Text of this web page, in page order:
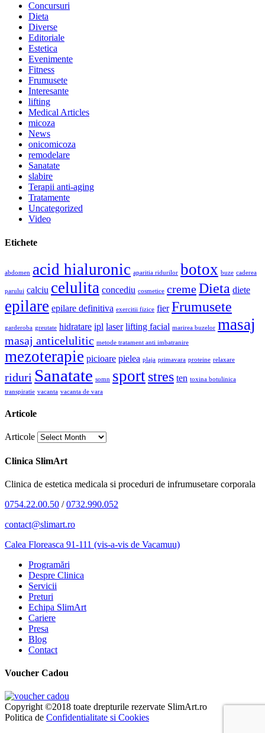
Concursuri
Dieta
Diverse
Editoriale
Estetica
Evenimente
Fitness
Frumusete
Interesante
lifting
Medical Articles
micoza
News
onicomicoza
remodelare
Sanatate
slabire
Terapii anti-aging
Tratamente
Uncategorized
Video
Etichete
abdomen acid hialuronic aparitia ridurilor botox buze caderea
parului calciu celulita concediu cosmetice cremeDieta diete
epilare epilare definitiva exercitii fizice fier Frumusete
garderoba greutate hidratare ipl laser lifting facial marirea buzelor masaj
masaj anticelulitic metode tratament anti imbatranire
mezoterapie picioare pielea plaja primavara proteine relaxare
riduri Sanatate somn sportstres ten toxina botulinica
transpiratie vacanta vacanta de vara
Articole
Articole
Clinica SlimArt
Clinica de estetica medicala si proceduri de infrumusetare corporala
0754.22.00.50 /0732.990.052
contact@slimart.ro
Calea Floreasca 91-111 (vis-a-vis de Vacamuu)
Programări
Despre Clinica
Servicii
Preturi
Echipa SlimArt
Cariere
Presa
Blog
Contact
Voucher Cadou
Copyright ©2018 toate drepturile rezervate SlimArt.ro
Politica de Confidentialitate si Cookies